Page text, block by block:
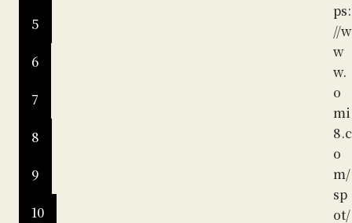
5
6
7
8
9
10
ps:
//w
w
w.
o
mi
8.c
o
m/
sp
ot/